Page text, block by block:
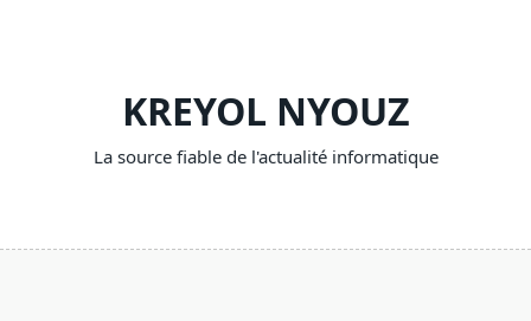
KREYOL NYOUZ
La source fiable de l'actualité informatique